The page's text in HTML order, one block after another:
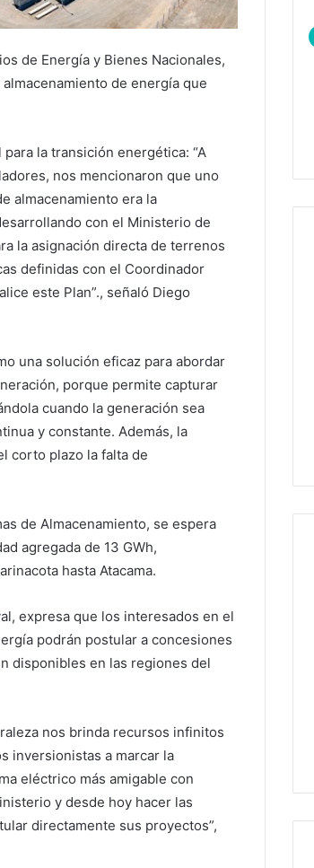
de Energía y Bienes Nacionales,
de energía que
la transición energética: “A
nos mencionaron que uno
almacenamiento era la
con el Ministerio de
la asignación directa de terrenos
definidas con el Coordinador
este Plan”., señaló Diego
una solución eficaz para abordar
porque permite capturar
cuando la generación sea
y constante. Además, la
corto plazo la falta de
de Almacenamiento, se espera
agregada de 13 GWh,
hasta Atacama.
expresa que los interesados en el
podrán postular a concesiones
disponibles en las regiones del
nos brinda recursos infinitos
inversionistas a marcar la
eléctrico más amigable con
y desde hoy hacer las
directamente sus proyectos”,